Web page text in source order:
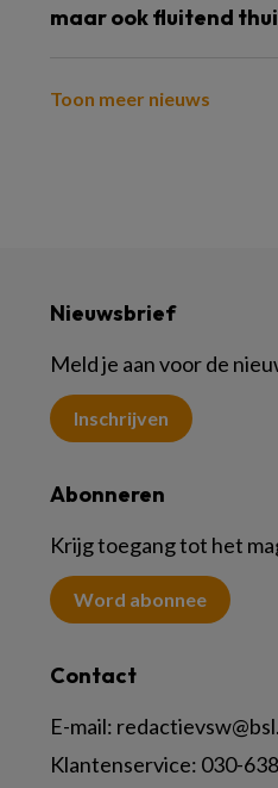
maar ook fluitend
Toon meer nieuws
Nieuwsbrief
Meld je aan voor de
Inschrijven
Abonneren
Krijg toegang tot het
Word abonnee
Contact
E-mail:
Klantenservice: 030-